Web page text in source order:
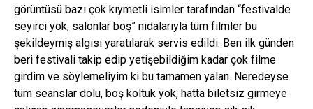
görüntüsü bazı çok kıymetli isimler tarafından “festivalde
seyirci yok, salonlar boş” nidalarıyla tüm filmler bu
şekildeymiş algısı yaratılarak servis edildi. Ben ilk günden
beri festivali takip edip yetişebildiğim kadar çok filme
girdim ve söylemeliyim ki bu tamamen yalan. Neredeyse
tüm seanslar dolu, boş koltuk yok, hatta biletsiz girmeye